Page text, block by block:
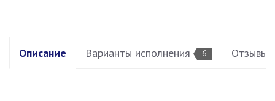
Описание Варианты исполнения 6 Отзывы